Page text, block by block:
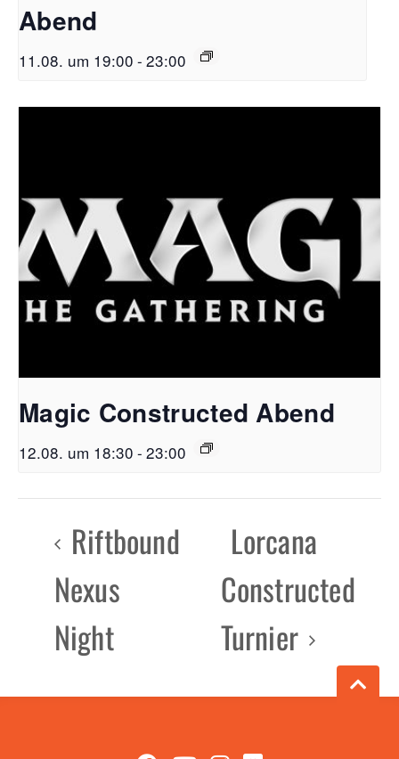
Abend
11.08. um 19:00 - 23:00
Magic Constructed Abend
12.08. um 18:30 - 23:00
Riftbound
Nexus
Night
Lorcana
Constructed
Turnier